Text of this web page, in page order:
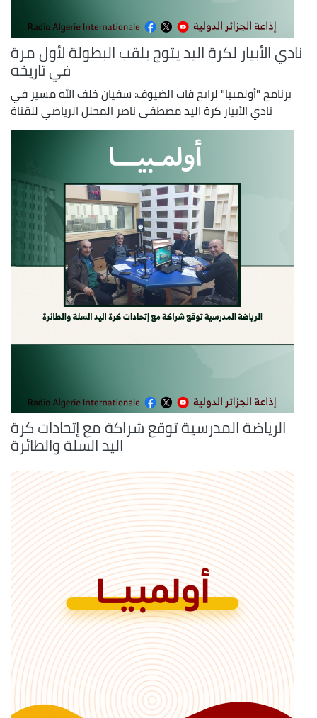
نادي الأبيار لكرة اليد يتوج بلقب البطولة لأول مرة
في تاريخه
برنامج "أولمبيا" لرابح قاب الضيوف: سفيان خلف الله مسير في
نادي الأبيار كرة اليد مصطفى ناصر المحلل الرياضي للقناة
الرياضة المدرسية توقع شراكة مع إتحادات كرة
اليد السلة والطائرة